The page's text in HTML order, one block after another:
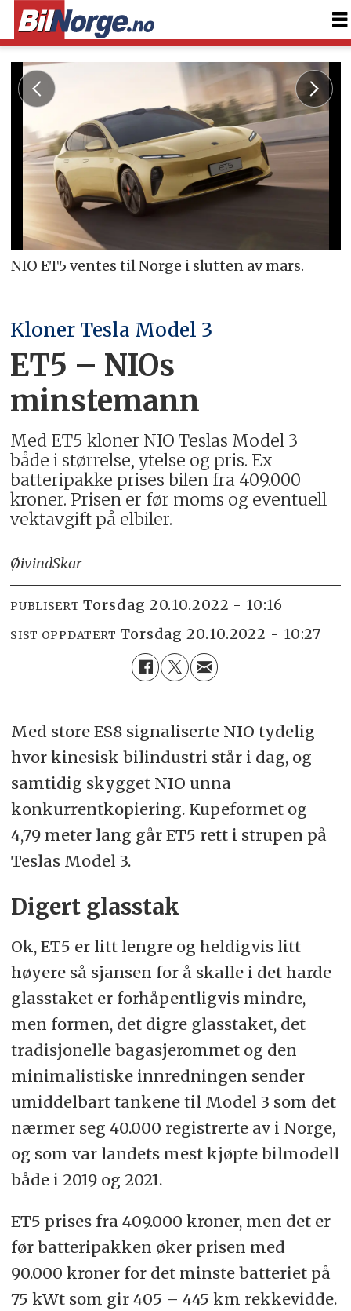
NIO ET5 ventes til Norge i slutten av mars.
Kloner Tesla Model 3
ET5 – NIOs
minstemann
Med ET5 kloner NIO Teslas Model 3
både i størrelse, ytelse og pris. Ex
batteripakke prises bilen fra 409.000
kroner. Prisen er før moms og eventuell
vektavgift på elbiler.
ØivindSkar
PUBLISERT torsdag 20.10.2022 - 10:16
SIST OPPDATERT torsdag 20.10.2022 - 10:27
Med store ES8 signaliserte NIO tydelig
hvor kinesisk bilindustri står i dag, og
samtidig skygget NIO unna
konkurrentkopiering. Kupeformet og
4,79 meter lang går ET5 rett i strupen på
Teslas Model 3.
Digert glasstak
Ok, ET5 er litt lengre og heldigvis litt
høyere så sjansen for å skalle i det harde
glasstaket er forhåpentligvis mindre,
men formen, det digre glasstaket, det
tradisjonelle bagasjerommet og den
minimalistiske innredningen sender
umiddelbart tankene til Model 3 som det
nærmer seg 40.000 registrerte av i Norge,
og som var landets mest kjøpte bilmodell
både i 2019 og 2021.
ET5 prises fra 409.000 kroner, men det er
før batteripakken øker prisen med
90.000 kroner for det minste batteriet på
75 kWt som gir 405 – 445 km rekkevidde.